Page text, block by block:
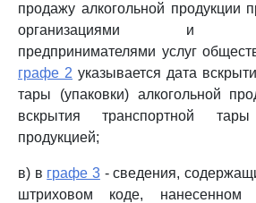
продажу алкогольной продукции
организациями и
предпринимателями услуг
графе 2 указывается дата
тары (упаковки) алкогольной
вскрытия транспортной
продукцией;
в) в графе 3- сведения,
штриховом коде,